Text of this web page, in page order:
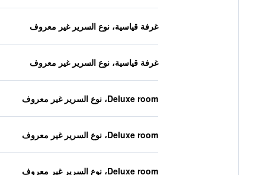
غرفة قياسية، نوع السرير غير معروف
غرفة قياسية، نوع السرير غير معروف
Deluxe room، نوع السرير غير معروف
Deluxe room، نوع السرير غير معروف
Deluxe room، نوع السرير غير معروف